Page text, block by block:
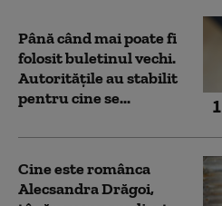
1
Până când mai poate fi
folosit buletinul vechi.
Autoritățile au stabilit
pentru cine se...
Cine este românca
Alecsandra Drăgoi,